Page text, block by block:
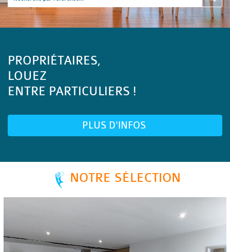
PROPRIÉTAIRES,
LOUEZ
ENTRE PARTICULIERS !
PLUS D'INFOS
NOTRE SÉLECTION